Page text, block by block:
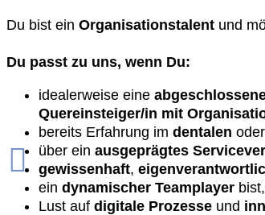
Du bist ein Organisationstalent und
Du passt zu uns, wenn Du:
idealerweise eine
Quereinsteiger/in mit
bereits Erfahrung im dentalen oder
über ein ausgeprägtes
gewissenhaft,
ein dynamischer Teamplayer
Lust auf digitale Prozesse und